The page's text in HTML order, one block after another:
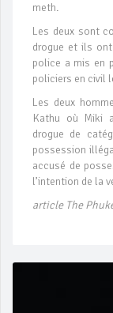
meth.
Les deux sont
drogue et ils
police a mis en
policiers en civil
Les deux
Kathu où Miki
drogue de
possession
accusé de
l’intention de la
article The